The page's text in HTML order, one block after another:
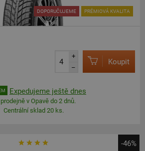
DOPORUČUJEME PRÉMIOVÁ KVALITA
+
–
Koupit
Expedujeme ještě dnes
v Opavě do 2 dnů.
Centrální sklad 20 ks.
-46%